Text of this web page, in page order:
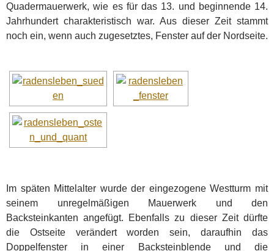
Quadermauerwerk, wie es für das 13. und beginnende 14.
Jahrhundert charakteristisch war. Aus dieser Zeit stammt
noch ein, wenn auch zugesetztes, Fenster auf der Nordseite.
Im späten Mittelalter wurde der eingezogene Westturm mit
seinem unregelmäßigen Mauerwerk und den
Backsteinkanten angefügt. Ebenfalls zu dieser Zeit dürfte
die Ostseite verändert worden sein, daraufhin das
Doppelfenster in einer Backsteinblende und die